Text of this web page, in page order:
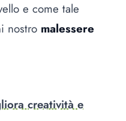
e come tale
nostro malessere
creatività e